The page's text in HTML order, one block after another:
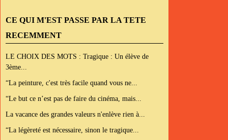
CE QUI M'EST PASSE PAR LA TETE
RECEMMENT
LE CHOIX DES MOTS : Tragique : Un élève de
3ème...
“La peinture, c'est très facile quand vous ne...
“Le but ce n’est pas de faire du cinéma, mais...
La vacance des grandes valeurs n'enlève rien à...
“La légèreté est nécessaire, sinon le tragique...